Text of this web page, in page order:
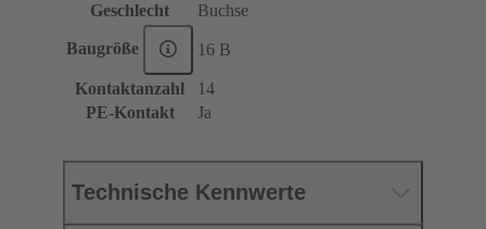
Geschlecht
Buchse
Baugröße 16 B
Kontaktanzahl
14
PE-Kontakt
Ja
Technische Kennwerte